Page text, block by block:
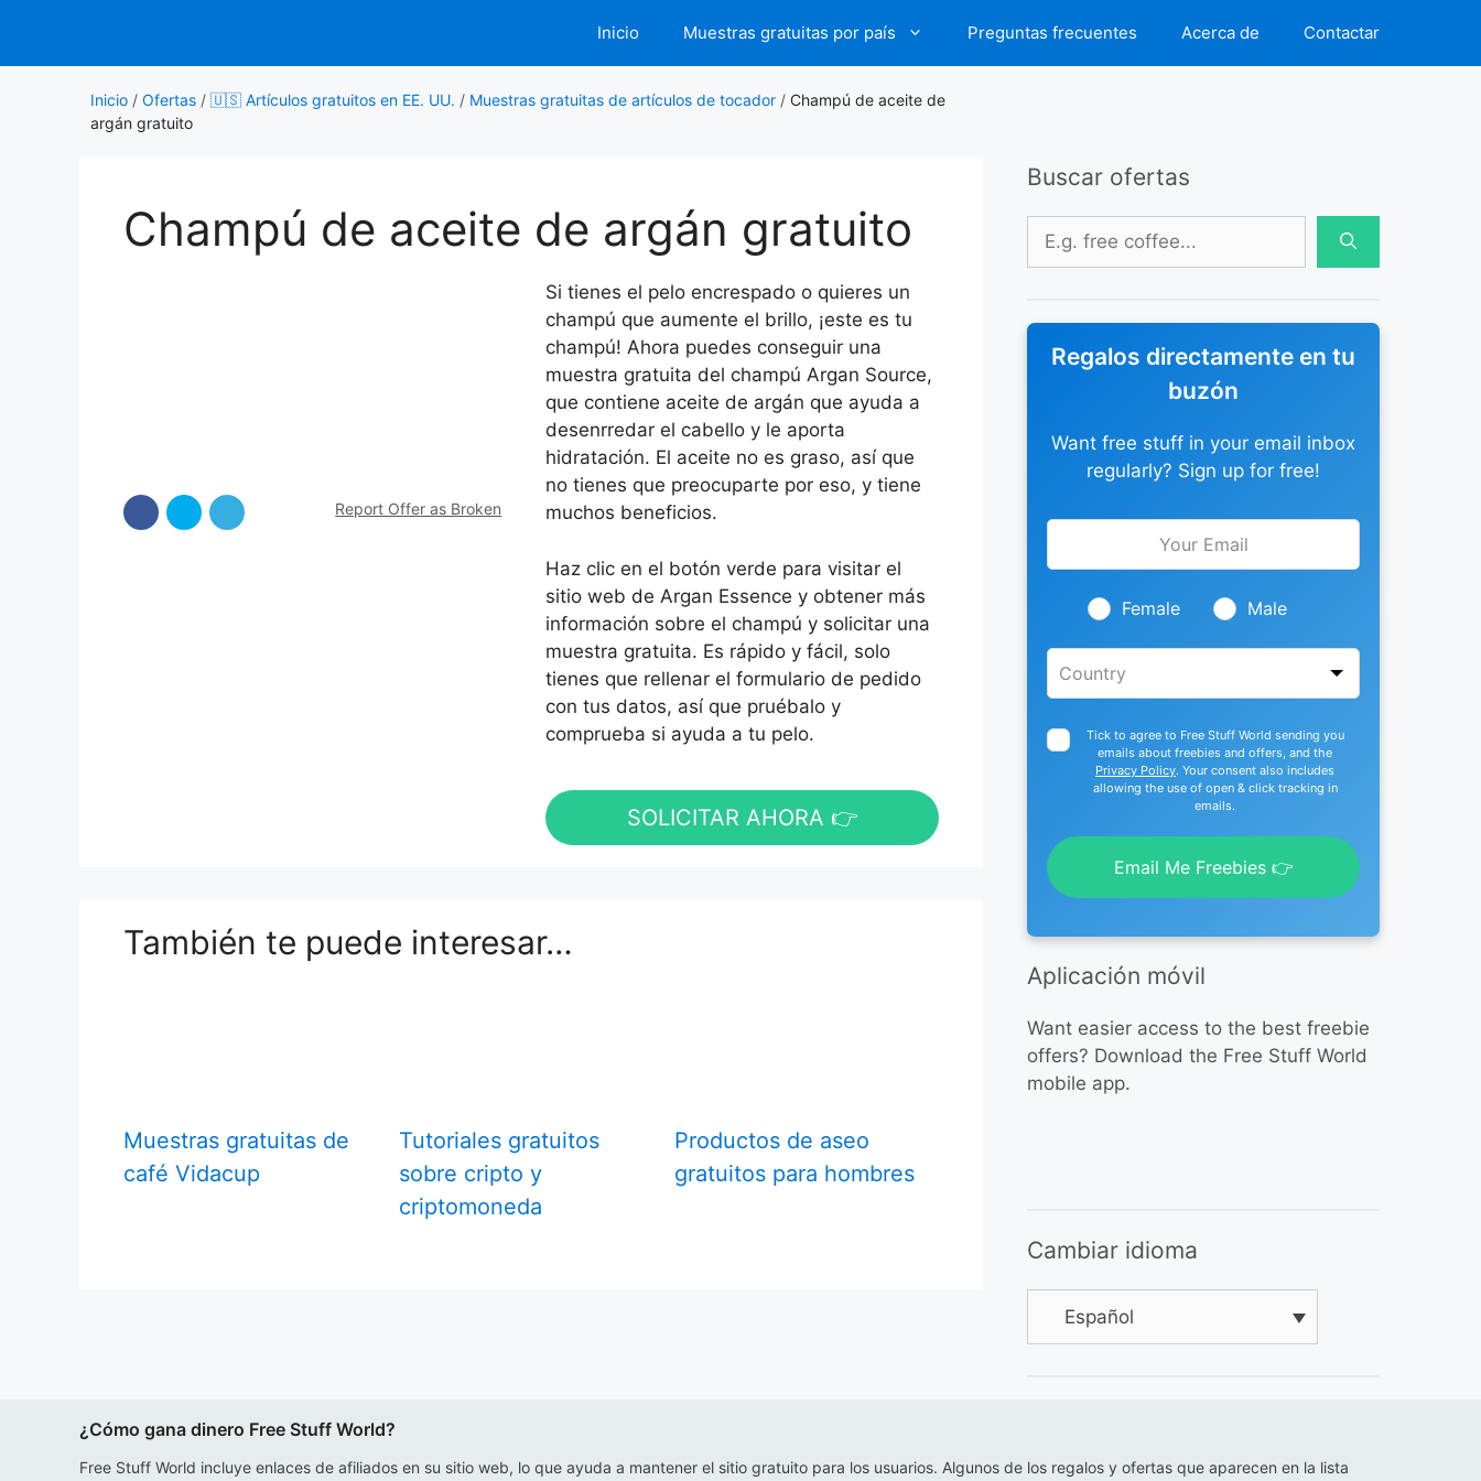
contenido
Inicio Muestras gratuitas por país Preguntas frecuentes Acerca de Contactar
Inicio / Ofertas / 🇺🇸 Artículos gratuitos en EE. UU. / Muestras gratuitas de artículos de tocador / Champú de aceite de
argán gratuito
Champú de aceite de argán gratuito
Report Offer as Broken
Si tienes el pelo encrespado o quieres un
champú que aumente el brillo, ¡este es tu
champú! Ahora puedes conseguir una
muestra gratuita del champú Argan Source,
que contiene aceite de argán que ayuda a
desenrredar el cabello y le aporta
hidratación. El aceite no es graso, así que
no tienes que preocuparte por eso, y tiene
muchos beneficios.
Haz clic en el botón verde para visitar el
sitio web de Argan Essence y obtener más
información sobre el champú y solicitar una
muestra gratuita. Es rápido y fácil, solo
tienes que rellenar el formulario de pedido
con tus datos, así que pruébalo y
comprueba si ayuda a tu pelo.
SOLICITAR AHORA 👉
También te puede interesar…
Muestras gratuitas de
café Vidacup
Tutoriales gratuitos
sobre cripto y
criptomoneda
Productos de aseo
gratuitos para hombres
Buscar ofertas
Buscar:
Regalos directamente en tu
buzón
Want free stuff in your email inbox
regularly? Sign up for free!
Leave
blank
Female Male
Tick to agree to Free Stuff World sending you
emails about freebies and offers, and the
Privacy Policy. Your consent also includes
allowing the use of open & click tracking in
emails.
Email Me Freebies 👉
Aplicación móvil
Want easier access to the best freebie
offers? Download the Free Stuff World
mobile app.
Cambiar idioma
Español
¿Cómo gana dinero Free Stuff World?
Free Stuff World incluye enlaces de afiliados en su sitio web, lo que ayuda a mantener el sitio gratuito para los usuarios. Algunos de los regalos y ofertas que aparecen en la lista